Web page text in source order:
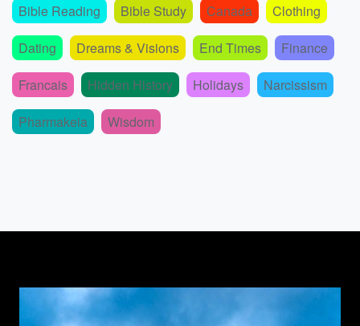
Bible Reading Bible Study Canada
Clothing
Dating
Dreams & Visions End Times
Finance
Francais
Hidden History Holidays
Narcissism
Pharmakeia
Wisdom